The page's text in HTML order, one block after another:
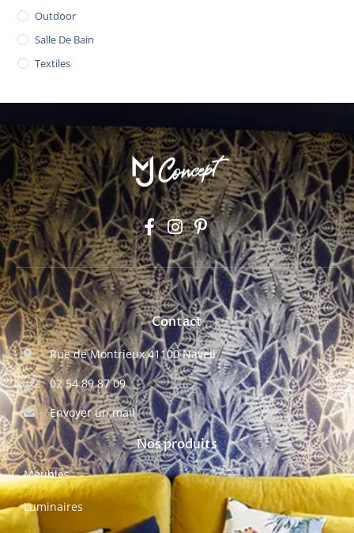
Outdoor
Salle De Bain
Textiles
Contact
Rue de Montrieux 41100 Naveil
02 54 89 87 09
Envoyer un mail
Nos produits
Meubles
Luminaires